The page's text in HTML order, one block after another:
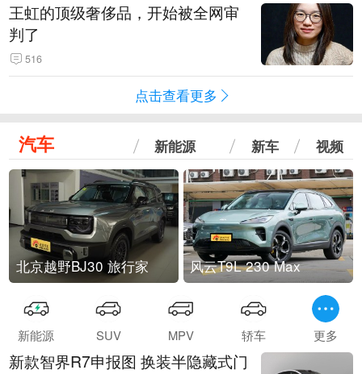
王虹的顶级奢侈品，开始被全网审
判了
516
点击查看更多
汽车 新能源 新车 视频
北京越野BJ30 旅行家 风云T9L 230 Max
新能源 SUV MPV 轿车 更多
新款智界R7申报图 换装半隐藏式门